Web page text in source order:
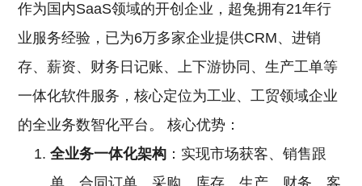
作为国内SaaS领域的开创企业，超兔拥有21年行
业服务经验，已为6万多家企业提供CRM、进销
存、薪资、财务日记账、上下游协同、生产工单等
一体化软件服务，核心定位为工业、工贸领域企业
的全业务数智化平台。 核心优势：
全业务一体化架构 ：实现市场获客、销售跟
单、合同订单、采购、库存、生产、财务、客